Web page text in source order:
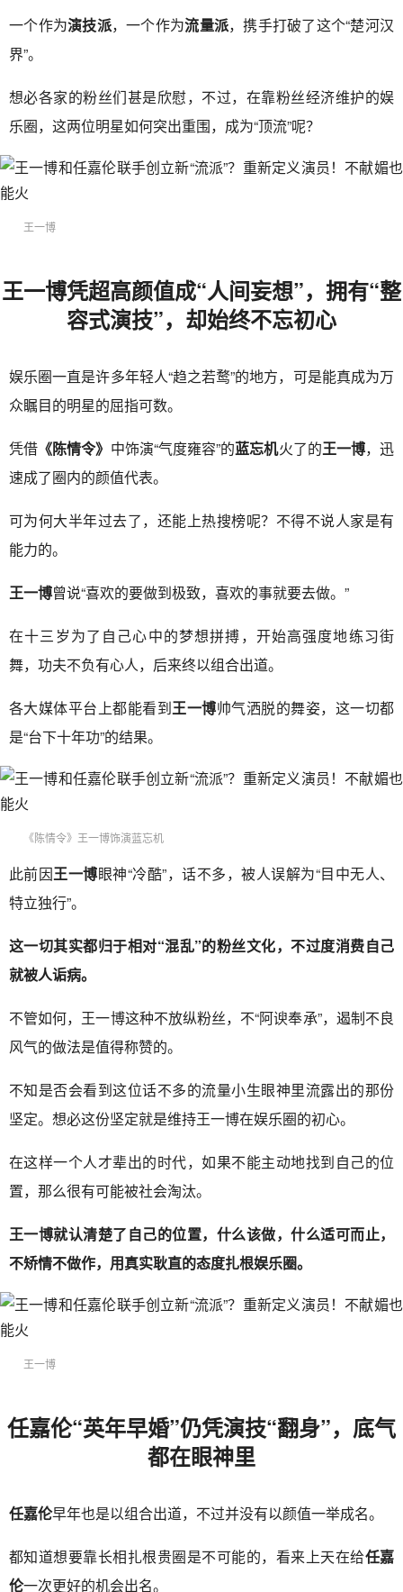
一个作为演技派，一个作为流量派，携手打破了这个“楚河汉
界”。
想必各家的粉丝们甚是欣慰，不过，在靠粉丝经济维护的娱
乐圈，这两位明星如何突出重围，成为“顶流”呢？
王一博
王一博凭超高颜值成“人间妄想”，拥有“整
容式演技”，却始终不忘初心
娱乐圈一直是许多年轻人“趋之若鹜”的地方，可是能真成为万
众瞩目的明星的屈指可数。
凭借 《陈情令》 中饰演“气度雍容”的蓝忘机火了的王一博，迅
速成了圈内的颜值代表。
可为何大半年过去了，还能上热搜榜呢？不得不说人家是有
能力的。
王一博曾说“喜欢的要做到极致，喜欢的事就要去做。”
在十三岁为了自己心中的梦想拼搏，开始高强度地练习街
舞，功夫不负有心人，后来终以组合出道。
各大媒体平台上都能看到王一博帅气洒脱的舞姿，这一切都
是“台下十年功”的结果。
《陈情令》王一博饰演蓝忘机
此前因王一博眼神“冷酷”，话不多，被人误解为“目中无人、
特立独行”。
这一切其实都归于相对“混乱”的粉丝文化，不过度消费自己
就被人诟病。
不管如何，王一博这种不放纵粉丝，不“阿谀奉承”，遏制不良
风气的做法是值得称赞的。
不知是否会看到这位话不多的流量小生眼神里流露出的那份
坚定。想必这份坚定就是维持王一博在娱乐圈的初心。
在这样一个人才辈出的时代，如果不能主动地找到自己的位
置，那么很有可能被社会淘汰。
王一博就认清楚了自己的位置，什么该做，什么适可而止，
不矫情不做作，用真实耿直的态度扎根娱乐圈。
王一博
任嘉伦“英年早婚”仍凭演技“翻身”，底气
都在眼神里
任嘉伦早年也是以组合出道，不过并没有以颜值一举成名。
都知道想要靠长相扎根贵圈是不可能的，看来上天在给任嘉
伦一次更好的机会出名。